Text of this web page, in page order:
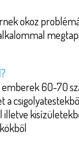
okoz
60-70